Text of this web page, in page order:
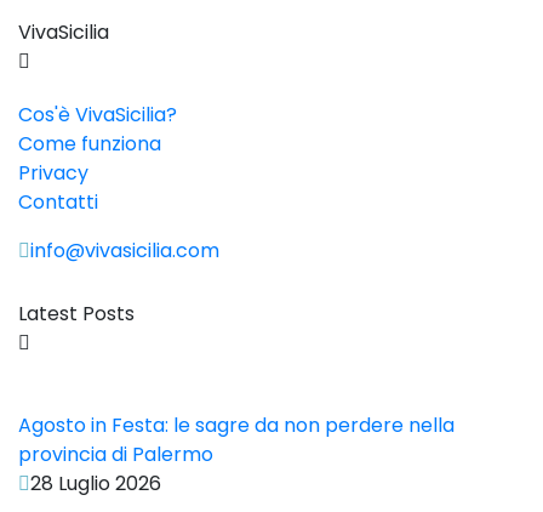
VivaSicilia
Cos'è VivaSicilia?
Come funziona
Privacy
Contatti
info@vivasicilia.com
Latest Posts
Agosto in Festa: le sagre da non perdere nella
provincia di Palermo
28 Luglio 2026